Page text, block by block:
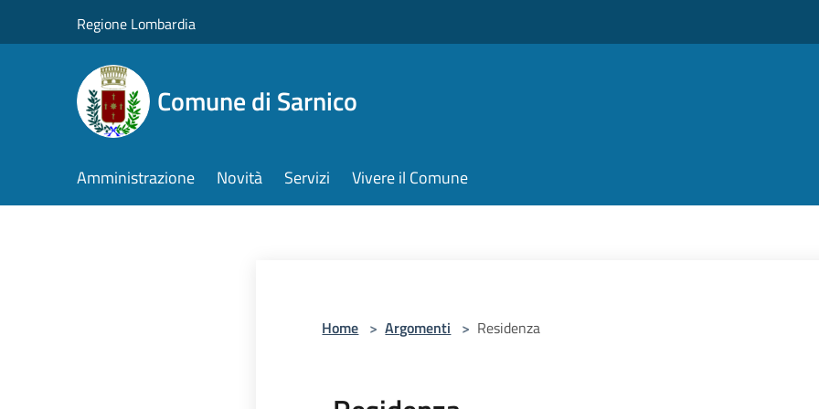
Regione Lombardia
Comune di Sarnico
Amministrazione Novità Servizi Vivere il Comune
Home > Argomenti > Residenza